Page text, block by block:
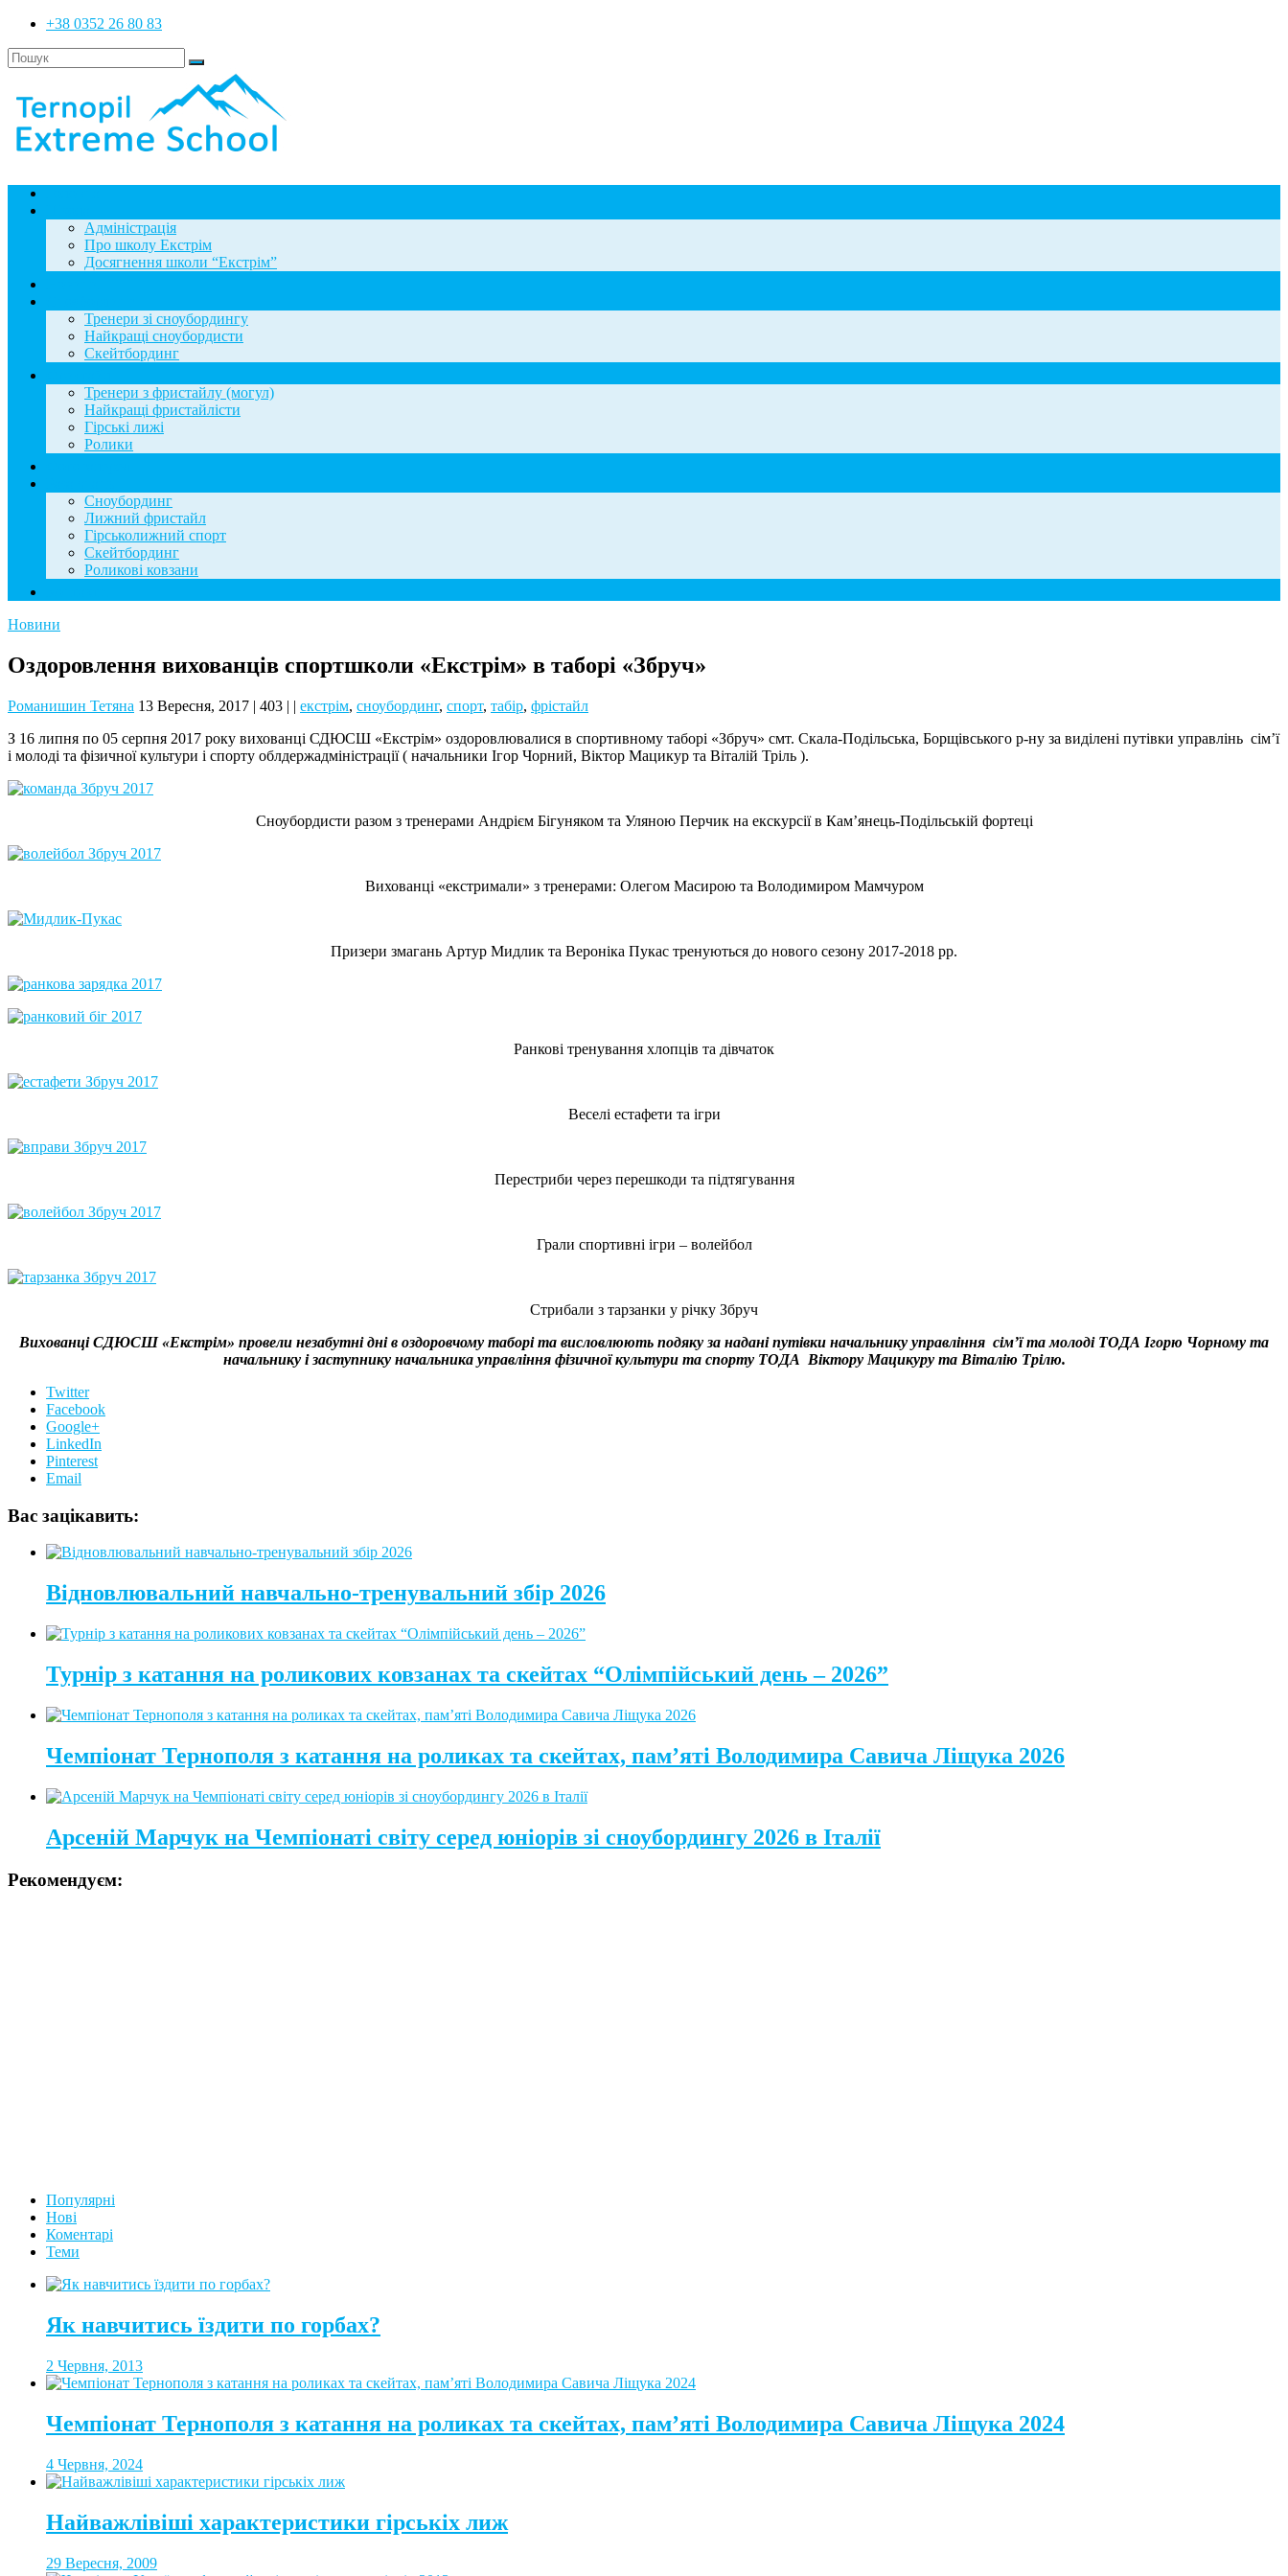
+38 0352 26 80 83
Адміністрація
Про школу Екстрім
Досягнення школи “Екстрім”
Тренери зі сноубордингу
Найкращі сноубордисти
Скейтбординг
Тренери з фристайлу (могул)
Найкращі фристайлісти
Гірські лижі
Ролики
Сноубординг
Лижний фристайл
Гірськолижний спорт
Скейтбординг
Роликові ковзани
Новини
Оздоровлення вихованців спортшколи «Екстрім» в таборі «Збруч»
Романишин Тетяна 13 Вересня, 2017 | 403 | | екстрім, сноубординг, спорт, табір, фрістайл
З 16 липня по 05 серпня 2017 року вихованці СДЮСШ «Екстрім» оздоровлювалися в спортивному таборі «Збруч» смт. Скала-Подільська, Борщівського р-ну за виділені путівки управлінь сім’ї
і молоді та фізичної культури і спорту облдержадміністрації ( начальники Ігор Чорний, Віктор Мацикур та Віталій Тріль ).
Сноубордисти разом з тренерами Андрієм Бігуняком та Уляною Перчик на екскурсії в Кам’янець-Подільській фортеці
Вихованці «екстримали» з тренерами: Олегом Масирою та Володимиром Мамчуром
Призери змагань Артур Мидлик та Вероніка Пукас тренуються до нового сезону 2017-2018 рр.
Ранкові тренування хлопців та дівчаток
Веселі естафети та ігри
Перестриби через перешкоди та підтягування
Грали спортивні ігри – волейбол
Стрибали з тарзанки у річку Збруч
Вихованці СДЮСШ «Екстрім» провели незабутні дні в оздоровчому таборі та висловлюють подяку за надані путівки начальнику управління сім’ї та молоді ТОДА Ігорю Чорному та
начальнику і заступнику начальника управління фізичної культури та спорту ТОДА Віктору Мацикуру та Віталію Трілю.
Twitter
Facebook
Google+
LinkedIn
Pinterest
Email
Вас зацікавить:
Відновлювальний навчально-тренувальний збір 2026
Турнір з катання на роликових ковзанах та скейтах “Олімпійський день – 2026”
Чемпіонат Тернополя з катання на роликах та скейтах, пам’яті Володимира Савича Ліщука 2026
Арсеній Марчук на Чемпіонаті світу серед юніорів зі сноубордингу 2026 в Італії
Рекомендуєм:
Популярні
Нові
Коментарі
Теми
Як навчитись їздити по горбах?
2 Червня, 2013
Чемпіонат Тернополя з катання на роликах та скейтах, пам’яті Володимира Савича Ліщука 2024
4 Червня, 2024
Найважлівіші характеристики гірськіх лиж
29 Вересня, 2009